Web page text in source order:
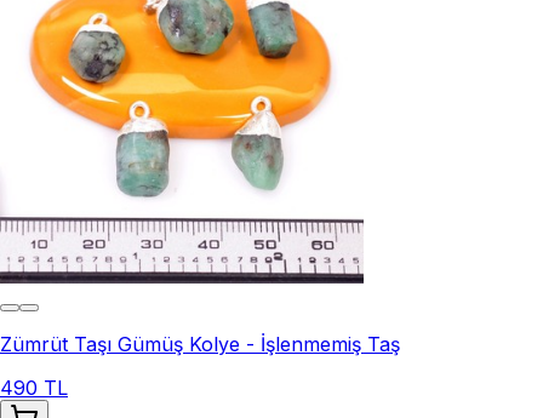
Zümrüt Taşı Gümüş Kolye - İşlenmemiş Taş
490 TL